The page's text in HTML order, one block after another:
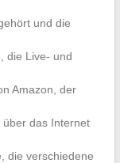
und die
die Live- und
Amazon, der
das Internet
die verschiedene